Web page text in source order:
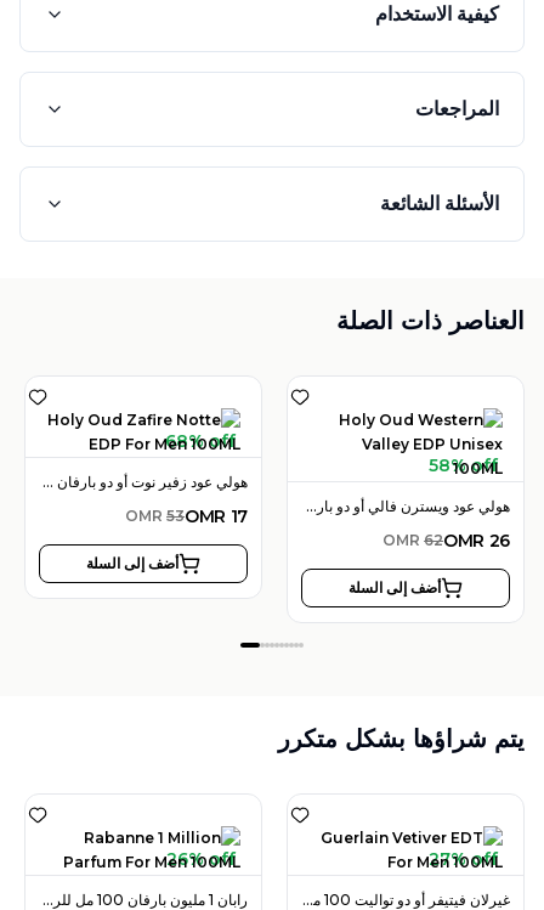
كيفية الاستخدام
المراجعات
الأسئلة الشائعة
العناصر ذات الصلة
68% off
هولي عود زفير نوت أو دو بارفان 100 مل للرجال
OMR 17
OMR 53
أضف إلى السلة
58% off
هولي عود ويسترن فالي أو دو بارفان 100 مل للجنسين
OMR 26
OMR 62
أضف إلى السلة
يتم شراؤها بشكل متكرر
26% off
رابان 1 مليون بارفان 100 مل للرجال
27% off
غيرلان فيتيفر أو دو تواليت 100 مل للرجال